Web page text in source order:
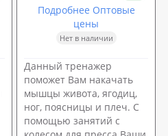
Подробнее Оптовые
цены
Нет в наличии
Данный тренажер
поможет Вам накачать
мышцы живота, ягодиц,
ног, поясницы и плеч. С
помощью занятий с